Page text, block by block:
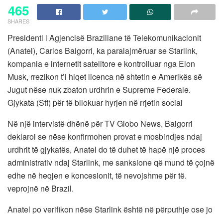
465
SHARES
Presidenti i Agjencisë Braziliane të Telekomunikacionit
(Anatel), Carlos Baigorri, ka paralajmëruar se Starlink,
kompania e internetit satelitore e kontrolluar nga Elon
Musk, rrezikon t’i hiqet licenca në shtetin e Amerikës së
Jugut nëse nuk zbaton urdhrin e Supreme Federale.
Gjykata (Stf) për të bllokuar hyrjen në rrjetin social
Në një intervistë dhënë për TV Globo News, Baigorri
deklaroi se nëse konfirmohen provat e mosbindjes ndaj
urdhrit të gjykatës, Anatel do të duhet të hapë një proces
administrativ ndaj Starlink, me sanksione që mund të çojnë
edhe në heqjen e koncesionit, të nevojshme për të.
veprojnë në Brazil.
Anatel po verifikon nëse Starlink është në përputhje ose jo